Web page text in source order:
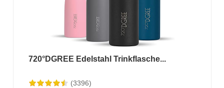
720°DGREE Edelstahl Trinkflasche...
(3396)